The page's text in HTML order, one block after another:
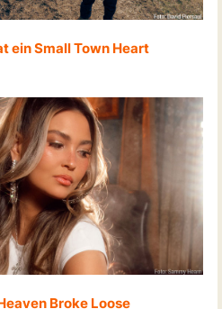
ein Small Town Heart
Broke Loose